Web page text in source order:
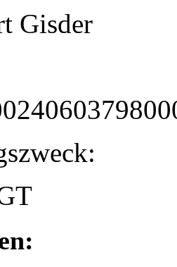
Gisder